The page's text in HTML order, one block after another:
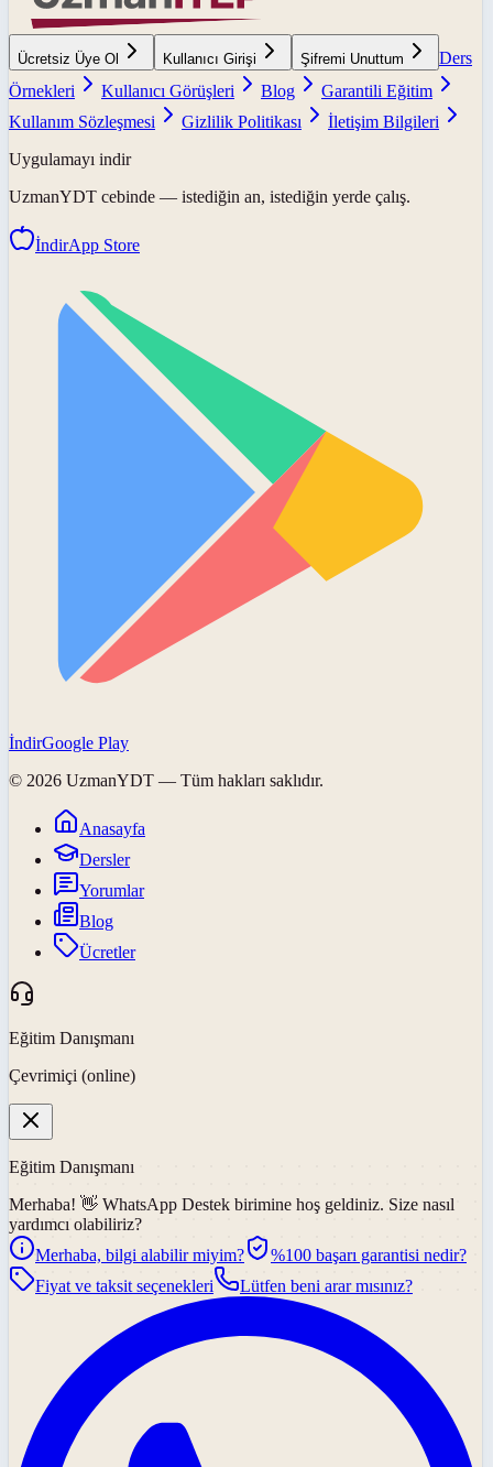
Ücretsiz Üye Ol Kullanıcı Girişi Şifremi Unuttum
Ders
Örnekleri
Kullanıcı Görüşleri Blog
Garantili Eğitim
Kullanım Sözleşmesi
Gizlilik Politikası
İletişim Bilgileri
Uygulamayı indir
UzmanYDT cebinde — istediğin an, istediğin yerde çalış.
İndirApp Store
İndirGoogle Play
© 2026 UzmanYDT — Tüm hakları saklıdır.
Anasayfa
Dersler
Yorumlar
Blog
Ücretler
Eğitim Danışmanı
Çevrimiçi (online)
Eğitim Danışmanı
Merhaba! 👋 WhatsApp Destek birimine hoş geldiniz. Size nasıl
yardımcı olabiliriz?
Merhaba, bilgi alabilir miyim?
%100 başarı garantisi nedir?
Fiyat ve taksit seçenekleri
Lütfen beni arar mısınız?